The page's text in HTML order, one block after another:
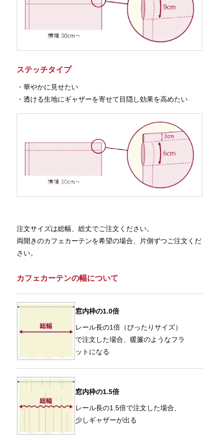
ステッチタイプ
・華やかに見せたい
・透ける生地にギャザーを寄せて目隠し効果を高めたい
注文サイズは総幅、総丈でご注文ください。
両開きのカフェカーテンを希望の場合、片側ずつご注文くだ
さい。
カフェカーテンの幅について
窓内枠の1.0倍
レール長の1倍（ぴったりサイズ）
で注文した場合、暖簾のようなフラ
ットになる
窓内枠の1.5倍
レール長の1.5倍で注文した場合、
少しギャザーが出る